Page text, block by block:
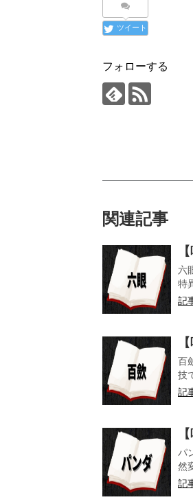
ツイート
フォローする
関連記事
六
特
記
百
技
記
パ
然
記